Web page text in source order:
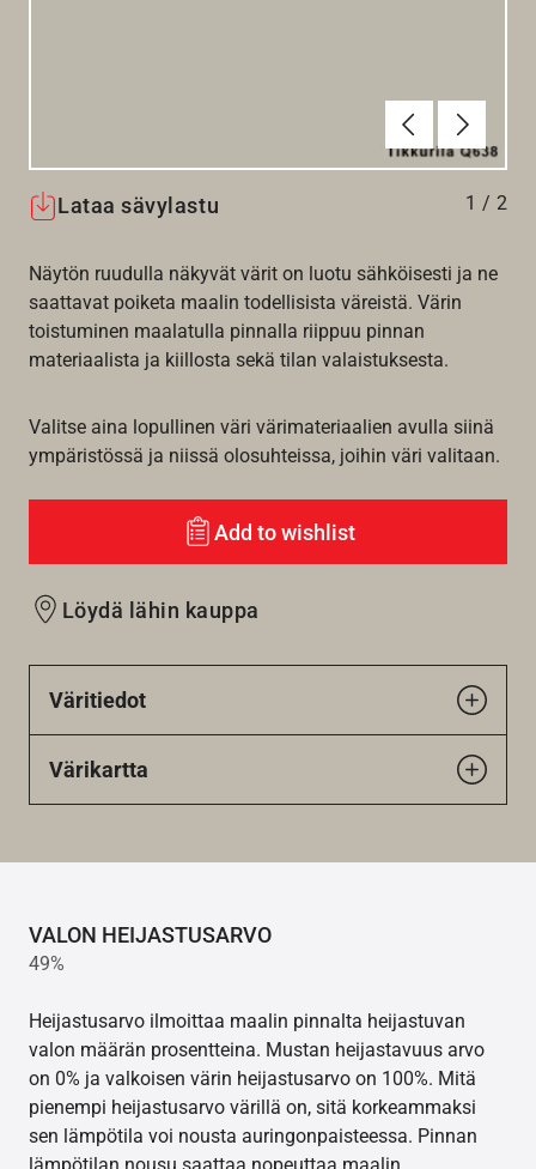
Edellinen
Lataa sävylastu 1 / 2
Näytön ruudulla näkyvät värit on luotu sähköisesti ja ne
saattavat poiketa maalin todellisista väreistä. Värin
toistuminen maalatulla pinnalla riippuu pinnan
materiaalista ja kiillosta sekä tilan valaistuksesta.
Valitse aina lopullinen väri värimateriaalien avulla siinä
ympäristössä ja niissä olosuhteissa, joihin väri valitaan.
Add to wishlist
Löydä lähin kauppa
Väritiedot
Värikartta
VALON HEIJASTUSARVO
49%
Heijastusarvo ilmoittaa maalin pinnalta heijastuvan
valon määrän prosentteina. Mustan heijastavuus arvo
on 0% ja valkoisen värin heijastusarvo on 100%. Mitä
pienempi heijastusarvo värillä on, sitä korkeammaksi
sen lämpötila voi nousta auringonpaisteessa. Pinnan